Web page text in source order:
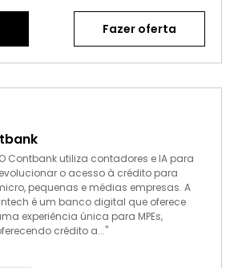
Fazer oferta
Contbank utiliza contadores e IA para
o acesso à crédito para
pequenas e médias empresas. A
é um banco digital que oferece
experiência única para MPEs,
crédito a..."